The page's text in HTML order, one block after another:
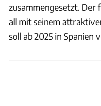
zusammengesetzt. Der
all mit seinem
soll ab 2025 in Spanien